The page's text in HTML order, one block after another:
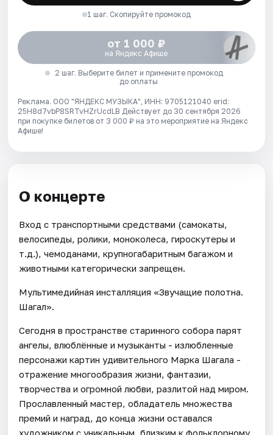
1 шаг. Скопируйте промокод
от 1 000 ₽
на Яндекс Афише
2 шаг. Выберите билет и примените промокод
до оплаты
Реклама. ООО "ЯНДЕКС МУЗЫКА", ИНН: 9705121040 erid:
25H8d7vbP8SRTvHZrUcdLB Действует до 30 сентября 2026
при покупке билетов от 3 000 ₽ на это мероприятие на Яндекс
Афише!
О концерте
Вход с транспортными средствами (самокаты,
велосипеды, ролики, моноколеса, гироскутеры и
т.д.), чемоданами, крупногабаритным багажом и
животными категорически запрещен.
Мультимедийная инсталляция «Звучащие полотна.
Шагал».
Сегодня в пространстве старинного собора парят
ангелы, влюблённые и музыканты - излюбленные
персонажи картин удивительного Марка Шагала -
отражение многообразия жизни, фантазии,
творчества и огромной любви, разлитой над миром.
Прославленный мастер, обладатель множества
премий и наград, до конца жизни оставался
художником с уникальным, близким к фольклорному